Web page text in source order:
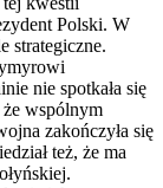
Polski. W
strategiczne.
nie spotkała się
że wspólnym
zakończyła się
też, że ma